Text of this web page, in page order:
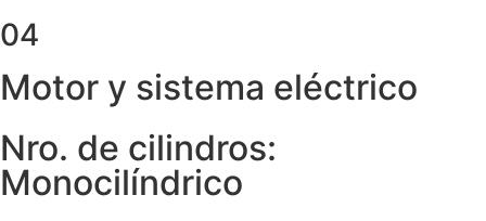
04
Motor y sistema eléctrico
Nro. de cilindros:
Monocilíndrico